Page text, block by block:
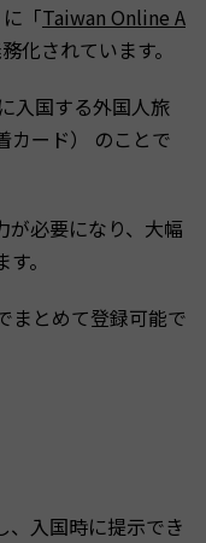
「Taiwan Online A
化されています。
入国する外国人旅
カード） のことで
が必要になり、大幅
。
まとめて登録可能で
、入国時に提示でき